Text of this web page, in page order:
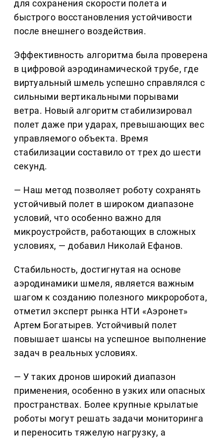
для сохранения скорости полета и
быстрого восстановления устойчивости
после внешнего воздействия.
Эффективность алгоритма была проверена
в цифровой аэродинамической трубе, где
виртуальный шмель успешно справлялся с
сильными вертикальными порывами
ветра. Новый алгоритм стабилизировал
полет даже при ударах, превышающих вес
управляемого объекта. Время
стабилизации составило от трех до шести
секунд.
— Наш метод позволяет роботу сохранять
устойчивый полет в широком диапазоне
условий, что особенно важно для
микроустройств, работающих в сложных
условиях, — добавил Николай Ефанов.
Стабильность, достигнутая на основе
аэродинамики шмеля, является важным
шагом к созданию полезного микроробота,
отметил эксперт рынка НТИ «Аэронет»
Артем Богатырев. Устойчивый полет
повышает шансы на успешное выполнение
задач в реальных условиях.
— У таких дронов широкий диапазон
применения, особенно в узких или опасных
пространствах. Более крупные крылатые
роботы могут решать задачи мониторинга
и переносить тяжелую нагрузку, а